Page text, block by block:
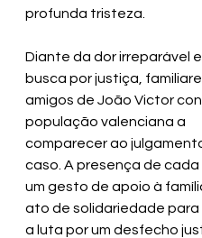
profunda tristeza.
Diante da dor irreparável
busca por justiça,
amigos de João Victor
população valenciana a
comparecer ao
caso. A presença de cada
um gesto de apoio à
ato de solidariedade
a luta por um desfecho